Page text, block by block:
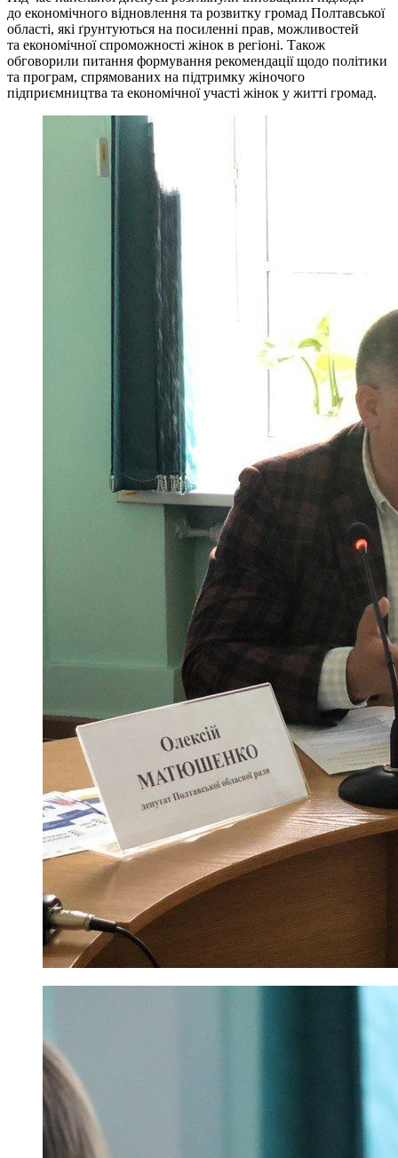
до економічного відновлення та розвитку громад Полтавської
області, які ґрунтуються на посиленні прав, можливостей
та економічної спроможності жінок в регіоні. Також
обговорили питання формування рекомендації щодо політики
та програм, спрямованих на підтримку жіночого
підприємництва та економічної участі жінок у житті громад.